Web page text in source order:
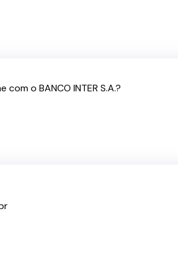
o BANCO INTER S.A.?